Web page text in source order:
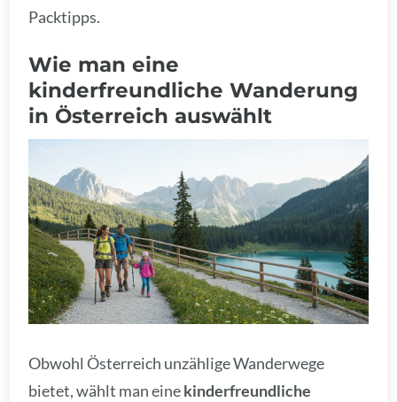
Packtipps.
Wie man eine
kinderfreundliche Wanderung
in Österreich auswählt
Obwohl Österreich unzählige Wanderwege
bietet, wählt man einekinderfreundliche